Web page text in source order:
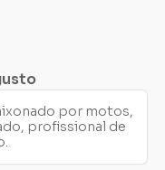
por motos,
profissional de